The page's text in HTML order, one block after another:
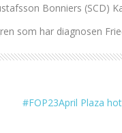
Bonniers (SCD)
som har diagnosen
#FOP23April Plaza